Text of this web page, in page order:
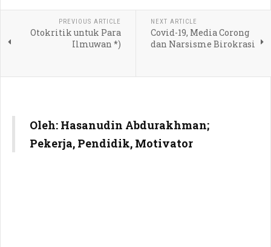
PREVIOUS ARTICLE
Otokritik untuk Para
Ilmuwan *)
NEXT ARTICLE
Covid-19, Media Corong
dan Narsisme Birokrasi
Oleh: Hasanudin Abdurakhman;
Pekerja, Pendidik, Motivator